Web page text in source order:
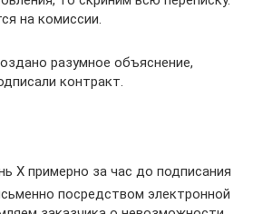
на комиссии.
разумное объяснение,
контракт.
Х примерно за час до подписания
посредством электронной